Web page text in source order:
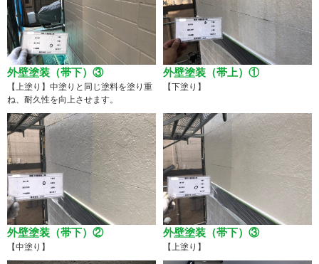
外壁塗装（帯下）③
【上塗り】中塗りと同じ塗料を塗り重
ね、耐久性を向上させます。
外壁塗装（帯上）①
【下塗り】
外壁塗装（帯下）②
【中塗り】
外壁塗装（帯下）③
【上塗り】